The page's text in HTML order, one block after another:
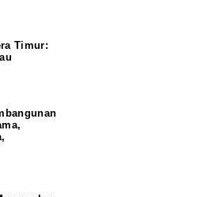
Timur: